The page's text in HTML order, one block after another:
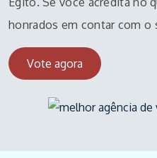
honrados em contar com o
Vote agora